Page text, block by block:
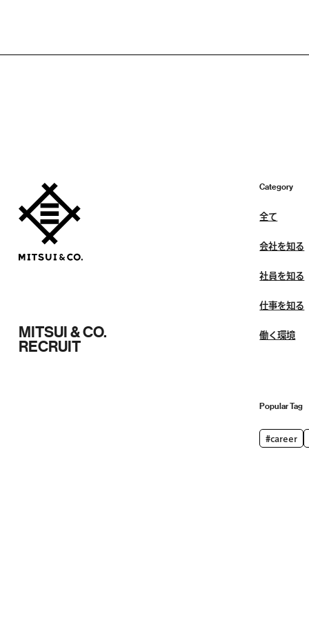
MITSUI & CO.
RECRUIT
Category
全て
会社を知る
社員を知る
仕事を知る
働く環境
Popular Tag
#career